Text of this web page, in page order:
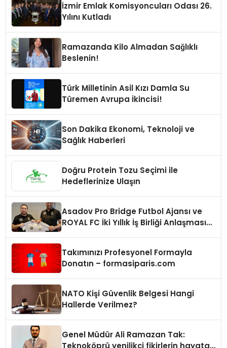
İzmir Emlak Komisyoncuları Odası 26.
Yılını Kutladı
Ramazanda Kilo Almadan Sağlıklı
Beslenin!
Türk Milletinin Asil Kızı Damla Su
Türemen Avrupa İkincisi!
Son Dakika Ekonomi, Teknoloji ve
Sağlık Haberleri
Doğru Protein Tozu Seçimi ile
Hedeflerinize Ulaşın
Asadov Pro Bridge Futbol Ajansı ve
ROYAL FC İki Yıllık İş Birliği Anlaşması
Takımınızı Profesyonel Formayla
Donatın – formasiparis.com
NATO Kişi Güvenlik Belgesi Hangi
Hallerde Verilmez?
Genel Müdür Ali Ramazan Tak:
Teknoköprü yenilikçi fikirlerin hayata